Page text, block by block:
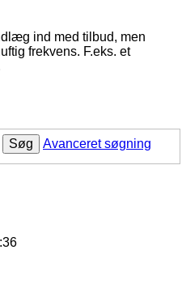
ind med tilbud, men
frekvens. F.eks. et
Søg
Avanceret søgning